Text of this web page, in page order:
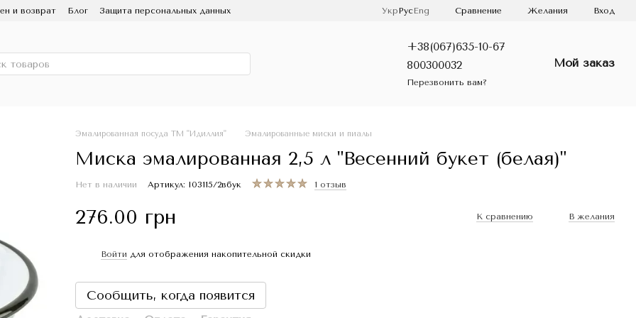
и возврат Блог
Защита персональных данных
УкрРусEng Сравнение Желания Вход
+38(067)635-10-67
800300032
Перезвонить вам?
Мой заказ
Эмалированная посуда ТМ "Идиллия" Эмалированные миски и пиалы
Миска эмалированная 2,5 л "Весенний букет (белая)"
Нет в наличии Артикул: I03115/2вбук 1 отзыв
276.00 грн К сравнению В желания
Войти для отображения накопительной скидки
Сообщить, когда появится